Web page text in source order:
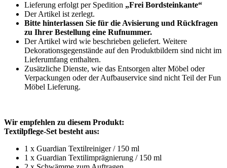
Lieferung erfolgt per Spedition „Frei Bordsteinkante“
Der Artikel ist zerlegt.
Bitte hinterlassen Sie für die Avisierung und Rückfragen
zu Ihrer Bestellung eine Rufnummer.
Der Artikel wird wie beschrieben geliefert. Weitere
Dekorationsgegenstände auf den Produktbildern sind nicht im
Lieferumfang enthalten.
Zusätzliche Dienste, wie das Entsorgen alter Möbel oder
Verpackungen oder der Aufbauservice sind nicht Teil der Fun
Möbel Lieferung.
Wir empfehlen zu diesem Produkt:
Textilpflege-Set besteht aus:
1 x Guardian Textilreiniger / 150 ml
1 x Guardian Textilimprägnierung / 150 ml